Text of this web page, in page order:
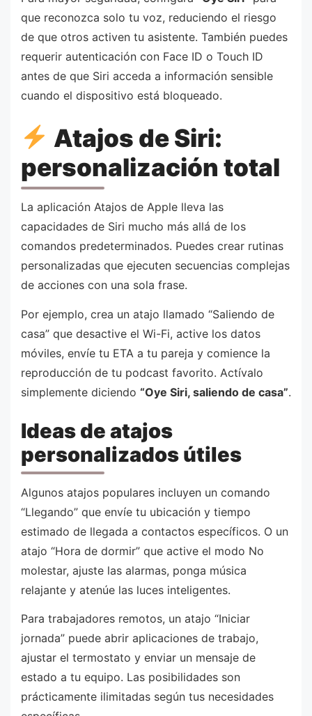
que reconozca solo tu voz, reduciendo el riesgo
de que otros activen tu asistente. También puedes
requerir autenticación con Face ID o Touch ID
antes de que Siri acceda a información sensible
cuando el dispositivo está bloqueado.
Atajos de Siri:
personalización total
La aplicación Atajos de Apple lleva las
capacidades de Siri mucho más allá de los
comandos predeterminados. Puedes crear rutinas
personalizadas que ejecuten secuencias complejas
de acciones con una sola frase.
Por ejemplo, crea un atajo llamado “Saliendo de
casa” que desactive el Wi-Fi, active los datos
móviles, envíe tu ETA a tu pareja y comience la
reproducción de tu podcast favorito. Actívalo
simplemente diciendo “Oye Siri, saliendo de casa”.
Ideas de atajos
personalizados útiles
Algunos atajos populares incluyen un comando
“Llegando” que envíe tu ubicación y tiempo
estimado de llegada a contactos específicos. O un
atajo “Hora de dormir” que active el modo No
molestar, ajuste las alarmas, ponga música
relajante y atenúe las luces inteligentes.
Para trabajadores remotos, un atajo “Iniciar
jornada” puede abrir aplicaciones de trabajo,
ajustar el termostato y enviar un mensaje de
estado a tu equipo. Las posibilidades son
prácticamente ilimitadas según tus necesidades